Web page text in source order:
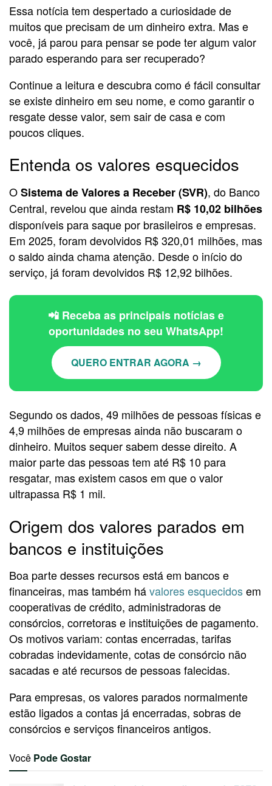
Essa notícia tem despertado a curiosidade de
muitos que precisam de um dinheiro extra. Mas e
você, já parou para pensar se pode ter algum valor
parado esperando para ser recuperado?
Continue a leitura e descubra como é fácil consultar
se existe dinheiro em seu nome, e como garantir o
resgate desse valor, sem sair de casa e com
poucos cliques.
Entenda os valores esquecidos
OSistema de Valores a Receber (SVR), do Banco
Central, revelou que ainda restam R$ 10,02 bilhões
disponíveis para saque por brasileiros e empresas.
Em 2025, foram devolvidos R$ 320,01 milhões, mas
o saldo ainda chama atenção. Desde o início do
serviço, já foram devolvidos R$ 12,92 bilhões.
📲 Receba as principais notícias e
oportunidades no seu WhatsApp!
QUERO ENTRAR AGORA →
Segundo os dados, 49 milhões de pessoas físicas e
4,9 milhões de empresas ainda não buscaram o
dinheiro. Muitos sequer sabem desse direito. A
maior parte das pessoas tem até R$ 10 para
resgatar, mas existem casos em que o valor
ultrapassa R$ 1 mil.
Origem dos valores parados em
bancos e instituições
Boa parte desses recursos está em bancos e
financeiras, mas também hávalores esquecidosem
cooperativas de crédito, administradoras de
consórcios, corretoras e instituições de pagamento.
Os motivos variam: contas encerradas, tarifas
cobradas indevidamente, cotas de consórcio não
sacadas e até recursos de pessoas falecidas.
Para empresas, os valores parados normalmente
estão ligados a contas já encerradas, sobras de
consórcios e serviços financeiros antigos.
Você Pode Gostar